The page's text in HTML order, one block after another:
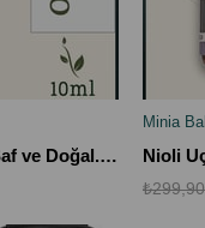
Okaliptüs Uçucu Yağı, %100 Saf ve Doğal. 10ml
Minia
₺299,90